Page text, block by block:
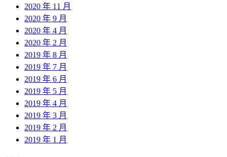
2020 年 11 月
2020 年 9 月
2020 年 4 月
2020 年 2 月
2019 年 8 月
2019 年 7 月
2019 年 6 月
2019 年 5 月
2019 年 4 月
2019 年 3 月
2019 年 2 月
2019 年 1 月